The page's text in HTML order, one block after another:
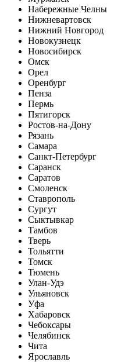
Набережные Челны
Нижневартовск
Нижний Новгород
Новокузнецк
Новосибирск
Омск
Орел
Оренбург
Пенза
Пермь
Пятигорск
Ростов-на-Дону
Рязань
Самара
Санкт-Петербург
Саранск
Саратов
Смоленск
Ставрополь
Сургут
Сыктывкар
Тамбов
Тверь
Тольятти
Томск
Тюмень
Улан-Удэ
Ульяновск
Уфа
Хабаровск
Чебоксары
Челябинск
Чита
Ярославль